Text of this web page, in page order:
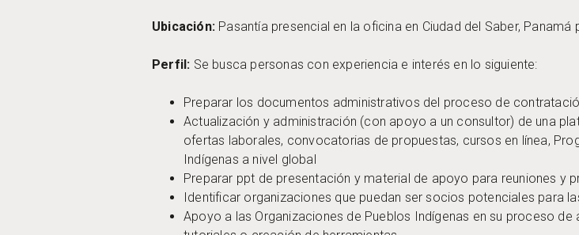
Ubicación: Pasantía presencial en la oficina en Ciudad del Saber, Panamá
Perfil: Se busca personas con experiencia e interés en lo siguiente:
Preparar los documentos administrativos del proceso de
Actualización y administración (con apoyo a un consultor) de una
ofertas laborales, convocatorias de propuestas, cursos en línea,
Indígenas a nivel global
Preparar ppt de presentación y material de apoyo para reuniones y
Identificar organizaciones que puedan ser socios potenciales para
Apoyo a las Organizaciones de Pueblos Indígenas en su proceso